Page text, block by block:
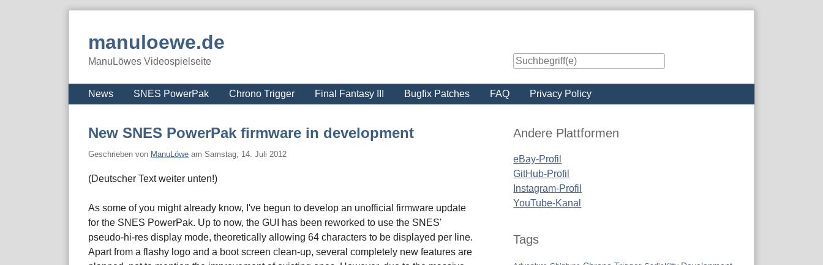
manuloewe.de
ManuLöwes Videospielseite
Navigation
News SNES PowerPak Chrono Trigger Final Fantasy III Bugfix Patches FAQ Privacy Policy
New SNES PowerPak firmware in development
Geschrieben von ManuLöwe am Samstag, 14. Juli 2012
(Deutscher Text weiter unten!)
As some of you might already know, I've begun to develop an unofficial firmware update
for the SNES PowerPak. Up to now, the GUI has been reworked to use the SNES'
pseudo-hi-res display mode, theoretically allowing 64 characters to be displayed per line.
Apart from a flashy logo and a boot screen clean-up, several completely new features are
Seitenleiste
Andere Plattformen
eBay-Profil
GitHub-Profil
Instagram-Profil
YouTube-Kanal
Tags